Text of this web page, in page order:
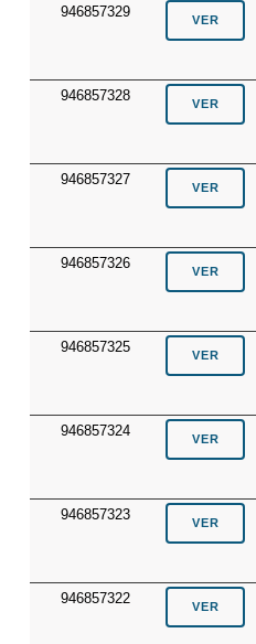
946857329
946857328
946857327
946857326
946857325
946857324
946857323
946857322